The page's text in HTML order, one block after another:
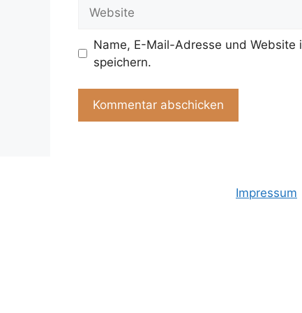
Name, E-Mail-Adresse und
speichern.
Impressum